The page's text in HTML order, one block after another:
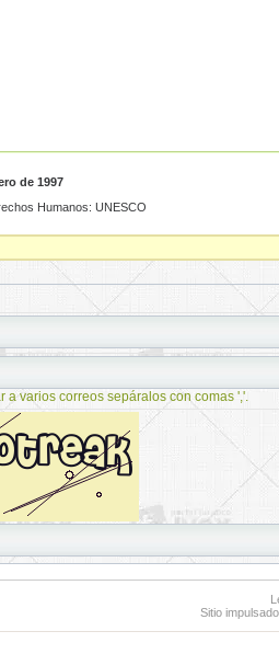
de 1997
Humanos: UNESCO
a varios correos sepáralos con comas ','.
Sitio